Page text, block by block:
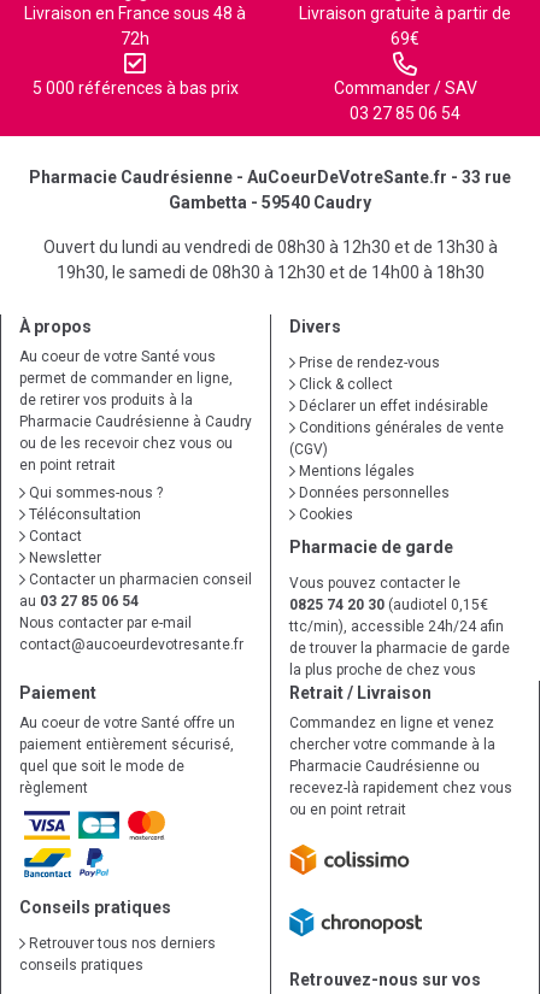
Livraison en France sous 48 à
72h
Livraison gratuite à partir de
69€
5 000 références à bas prix
Commander / SAV
03 27 85 06 54
Pharmacie Caudrésienne - AuCoeurDeVotreSante.fr - 33 rue
Gambetta - 59540 Caudry
Ouvert du lundi au vendredi de 08h30 à 12h30 et de 13h30 à
19h30, le samedi de 08h30 à 12h30 et de 14h00 à 18h30
À propos
Au coeur de votre Santé vous
permet de commander en ligne,
de retirer vos produits à la
Pharmacie Caudrésienne à Caudry
ou de les recevoir chez vous ou
en point retrait
Qui sommes-nous ?
Téléconsultation
Contact
Newsletter
Contacter un pharmacien conseil
au 03 27 85 06 54
Nous contacter par e-mail
contact@aucoeurdevotresante.fr
Divers
Prise de rendez-vous
Click & collect
Déclarer un effet indésirable
Conditions générales de vente
(CGV)
Mentions légales
Données personnelles
Cookies
Pharmacie de garde
Vous pouvez contacter le
0825 74 20 30 (audiotel 0,15€
ttc/min), accessible 24h/24 afin
de trouver la pharmacie de garde
la plus proche de chez vous
Paiement
Au coeur de votre Santé offre un
paiement entièrement sécurisé,
quel que soit le mode de
règlement
Conseils pratiques
Retrouver tous nos derniers
conseils pratiques
Retrait / Livraison
Commandez en ligne et venez
chercher votre commande à la
Pharmacie Caudrésienne ou
recevez-là rapidement chez vous
ou en point retrait
Retrouvez-nous sur vos